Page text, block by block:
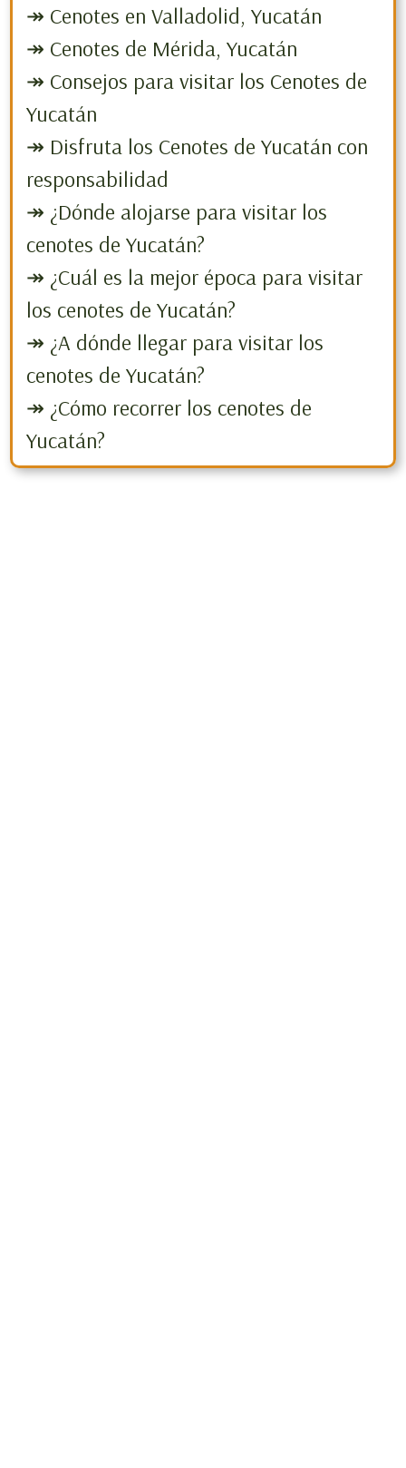
↠ Cenotes en Valladolid, Yucatán
↠ Cenotes de Mérida, Yucatán
↠ Consejos para visitar los Cenotes de
Yucatán
↠ Disfruta los Cenotes de Yucatán con
responsabilidad
↠ ¿Dónde alojarse para visitar los
cenotes de Yucatán?
↠ ¿Cuál es la mejor época para visitar
los cenotes de Yucatán?
↠ ¿A dónde llegar para visitar los
cenotes de Yucatán?
↠ ¿Cómo recorrer los cenotes de
Yucatán?